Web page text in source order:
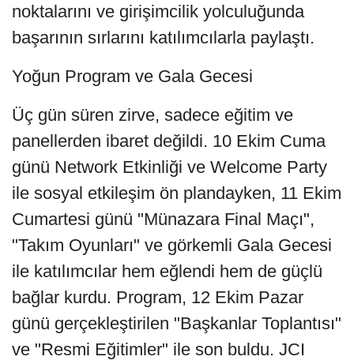
noktalarını ve girişimcilik yolculuğunda
başarının sırlarını katılımcılarla paylaştı.
Yoğun Program ve Gala Gecesi
Üç gün süren zirve, sadece eğitim ve
panellerden ibaret değildi. 10 Ekim Cuma
günü Network Etkinliği ve Welcome Party
ile sosyal etkileşim ön plandayken, 11 Ekim
Cumartesi günü "Münazara Final Maçı",
"Takım Oyunları" ve görkemli Gala Gecesi
ile katılımcılar hem eğlendi hem de güçlü
bağlar kurdu. Program, 12 Ekim Pazar
günü gerçekleştirilen "Başkanlar Toplantısı"
ve "Resmi Eğitimler" ile son buldu. JCI